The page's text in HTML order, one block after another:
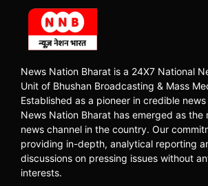
News Nation Bharat is a 24X7 National
Unit of Bhushan Broadcasting & Mass
Established as a pioneer in credible
News Nation Bharat has emerged as the
news channel in the country. Our
providing in-depth, analytical reporting
discussions on pressing issues without
interests.